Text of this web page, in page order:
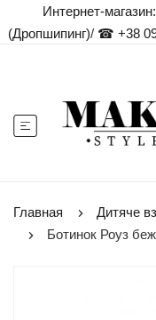
Интернет-магазин:
(Дропшипинг)/☎ +38
Главная Дитяче
Ботинок Роуз